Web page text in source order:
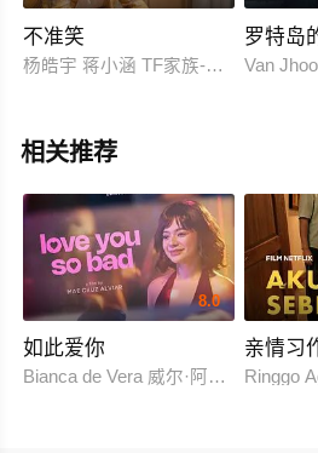
不准笑
杨皓宇 蒋小涵 TF家族-朱志鑫
罗特岛
Van
相关推荐
8.0
如此爱你
Bianca de Vera 威尔·阿什利·德莱昂
亲情习
Ringgo